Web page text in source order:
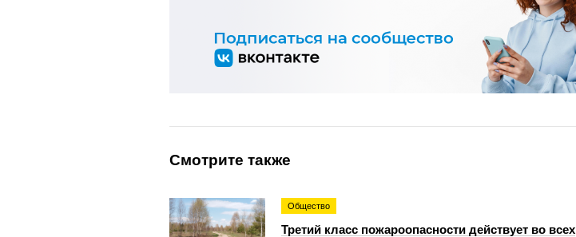
Смотрите также
Общество
Третий класс пожароопасности действует во всех